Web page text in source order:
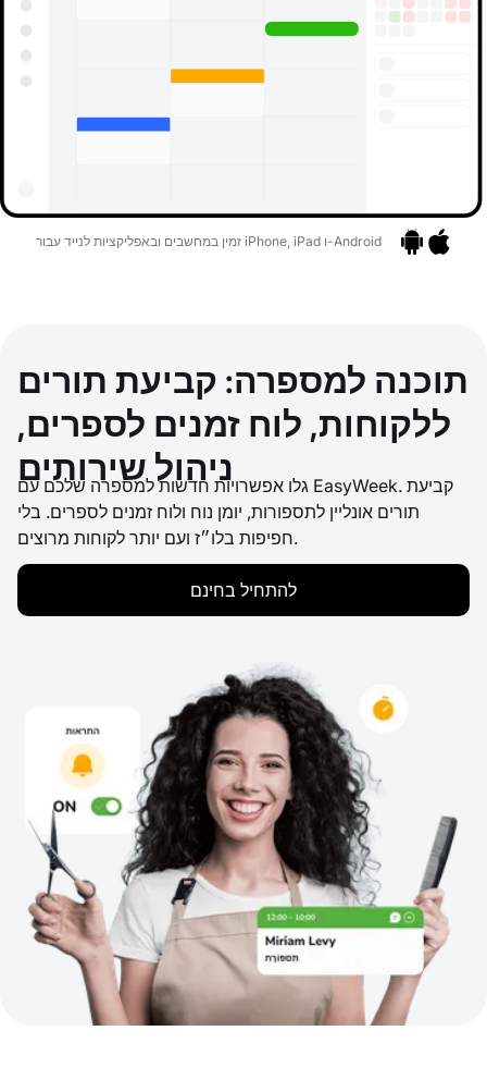
זמין במחשבים ובאפליקציות לנייד עבור iPhone, iPad ו-Android
תוכנה למספרה: קביעת תורים
ללקוחות, לוח זמנים לספרים,
ניהול שירותים
גלו אפשרויות חדשות למספרה שלכם עם EasyWeek. קביעת
תורים אונליין לתספורות, יומן נוח ולוח זמנים לספרים. בלי
חפיפות בלו״ז ועם יותר לקוחות מרוצים.
להתחיל בחינם